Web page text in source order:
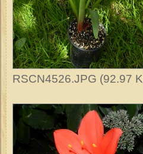
RSCN4526.JPG (92.97